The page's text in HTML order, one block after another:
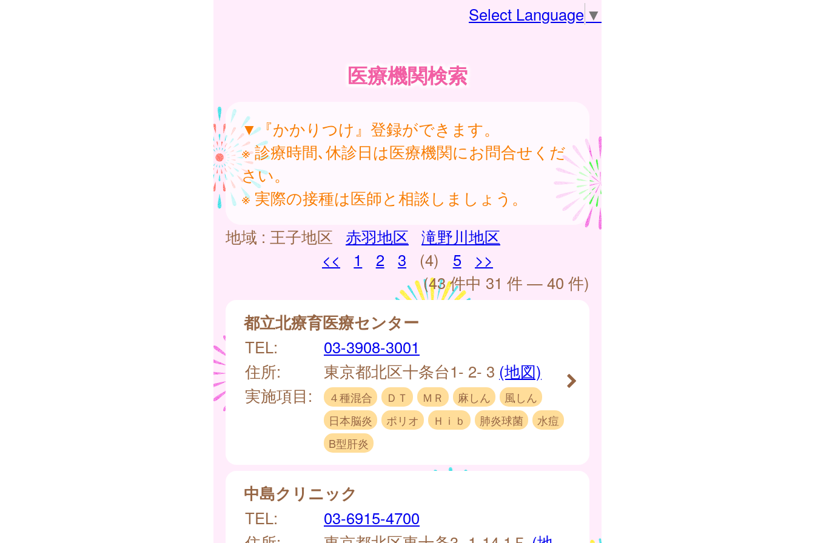
Select Language ▼
医療機関検索
▼『かかりつけ』登録ができます。
※ 診療時間､休診日は医療機関にお問合せくだ
さい。
※ 実際の接種は医師と相談しましょう。
地域 : 王子地区 赤羽地区
滝野川地区
<<
1 2 3 (4) 5
>>
(43 件中 31 件 — 40 件)
都立北療育医療センター
TEL:
03-3908-3001
住所:
東京都北区十条台1- 2- 3 (地図)
実施項目:
４種混合 ＤＴ ＭＲ 麻しん
風しん
日本脳炎
ポリオ Ｈｉｂ 肺炎球菌
水痘
B型肝炎
中島クリニック
TEL:
03-6915-4700